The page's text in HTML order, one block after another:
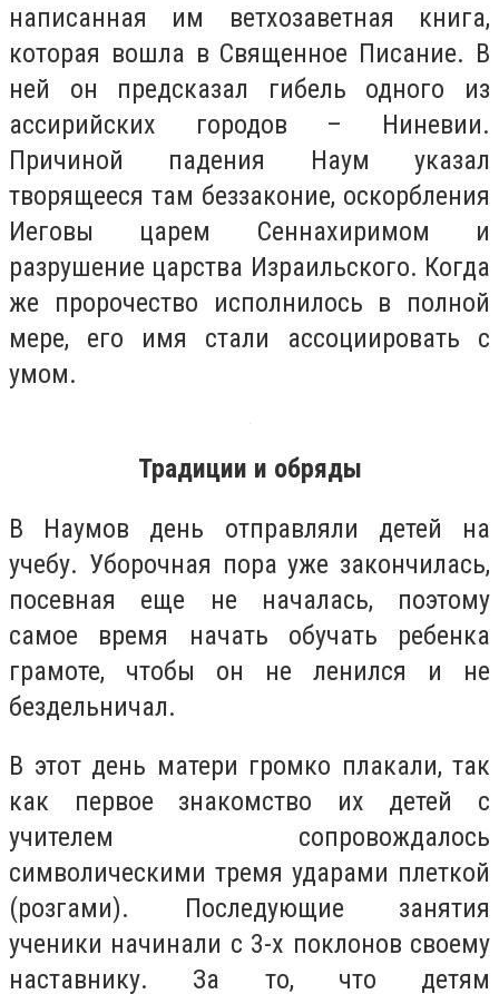
написанная им ветхозаветная книга,
которая вошла в Священное Писание. В
ней он предсказал гибель одного из
ассирийских городов – Ниневии.
Причиной падения Наум указал
творящееся там беззаконие, оскорбления
Иеговы царем Сеннахиримом и
разрушение царства Израильского. Когда
же пророчество исполнилось в полной
мере, его имя стали ассоциировать с
умом.
Традиции и обряды
В Наумов день отправляли детей на
учебу. Уборочная пора уже закончилась,
посевная еще не началась, поэтому
самое время начать обучать ребенка
грамоте, чтобы он не ленился и не
бездельничал.
В этот день матери громко плакали, так
как первое знакомство их детей с
учителем сопровождалось
символическими тремя ударами плеткой
(розгами). Последующие занятия
ученики начинали с 3-х поклонов своему
наставнику. За то, что детям